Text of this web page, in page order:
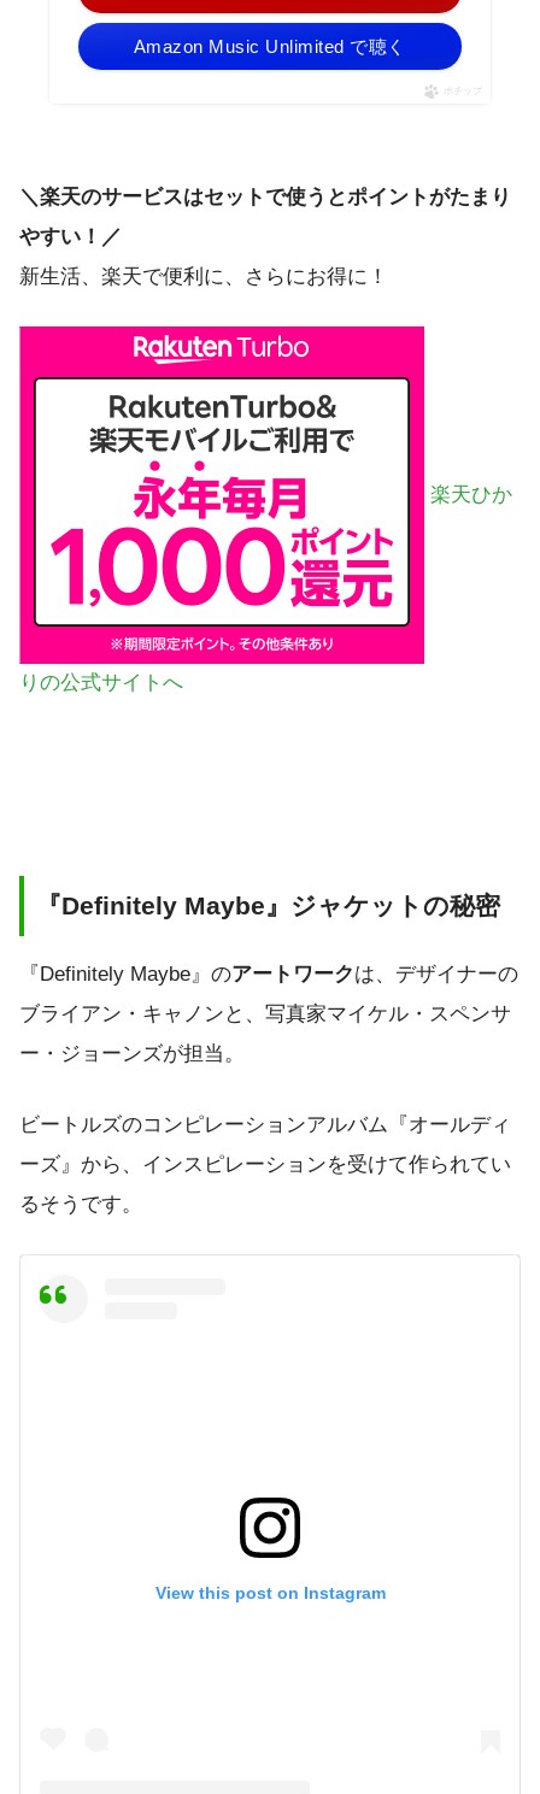
Amazon Music Unlimited で聴く
ポチップ
＼楽天のサービスはセットで使うとポイントがたまり
やすい！／
新生活、楽天で便利に、さらにお得に！
楽天ひか
りの公式サイトへ
『Definitely Maybe』ジャケットの秘密
『Definitely Maybe』のアートワークは、デザイナーの
ブライアン・キャノンと、写真家マイケル・スペンサ
ー・ジョーンズが担当。
ビートルズのコンピレーションアルバム『オールディ
ーズ』から、インスピレーションを受けて作られてい
るそうです。
View this post on Instagram